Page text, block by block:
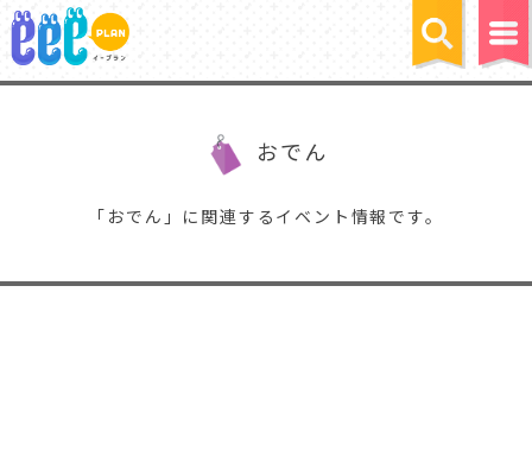
おでん
「おでん」に関連するイベント情報です。